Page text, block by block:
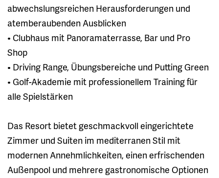
abwechslungsreichen Herausforderungen und
atemberaubenden Ausblicken
• Clubhaus mit Panoramaterrasse, Bar und Pro
Shop
• Driving Range, Übungsbereiche und Putting Green
• Golf-Akademie mit professionellem Training für
alle Spielstärken
Das Resort bietet geschmackvoll eingerichtete
Zimmer und Suiten im mediterranen Stil mit
modernen Annehmlichkeiten, einen erfrischenden
Außenpool und mehrere gastronomische Optionen